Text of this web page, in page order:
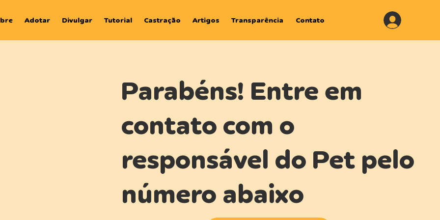
Adotar Divulgar Tutorial Castração Artigos Transparência Contato
Parabéns! Entre em
contato com o
responsável do Pet pelo
número abaixo